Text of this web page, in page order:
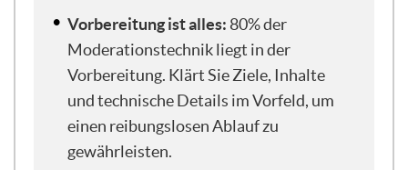
alles richtig, glaube ich.
Aber im Großen und Ganzen, ja, ich lebe in
Brüssel, ich bin gebürtig aus
Norddeutschland. Ich bin Moderatorin
und das seit über 10 Jahren. Ich moderiere
verschiedene Bereiche immer mit dem
Vorbereitung ist alles: 80% der
Moderationstechnik liegt in der
Vorbereitung. Klärt Sie Ziele, Inhalte
und technische Details im Vorfeld, um
einen reibungslosen Ablauf zu
gewährleisten.